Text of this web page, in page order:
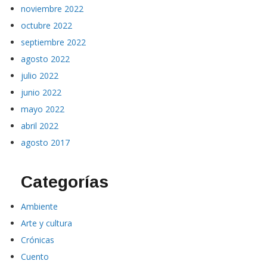
noviembre 2022
octubre 2022
septiembre 2022
agosto 2022
julio 2022
junio 2022
mayo 2022
abril 2022
agosto 2017
Categorías
Ambiente
Arte y cultura
Crónicas
Cuento